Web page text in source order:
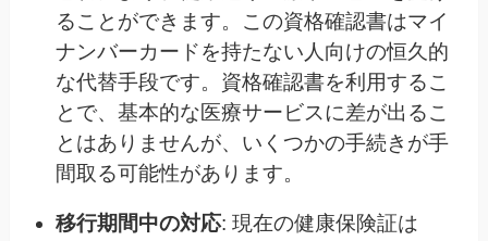
ることができます。この資格確認書はマイ
ナンバーカードを持たない人向けの恒久的
な代替手段です。資格確認書を利用するこ
とで、基本的な医療サービスに差が出るこ
とはありませんが、いくつかの手続きが手
間取る可能性があります。
移行期間中の対応: 現在の健康保険証は